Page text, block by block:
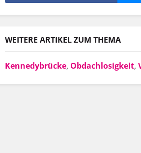
WEITERE ARTIKEL ZUM THEMA
Kennedybrücke, Obdachlosigkeit,